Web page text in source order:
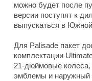
можно будет после
версии поступят к
выпускаться в
Для Palisade пакет
комплектации
21-дюймовые колеса,
эмблемы и наружный